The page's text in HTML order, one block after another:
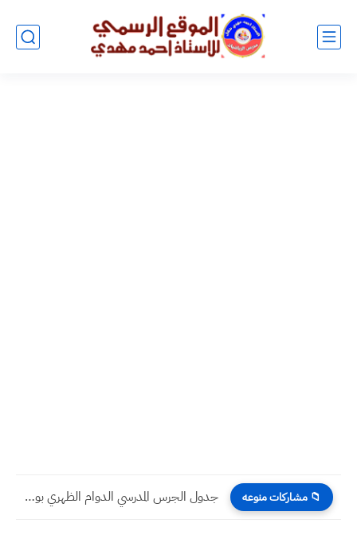
📁 مشاركات منوعه جدول الجرس المدرسي الدوام الظهري بواقع 6 دروس